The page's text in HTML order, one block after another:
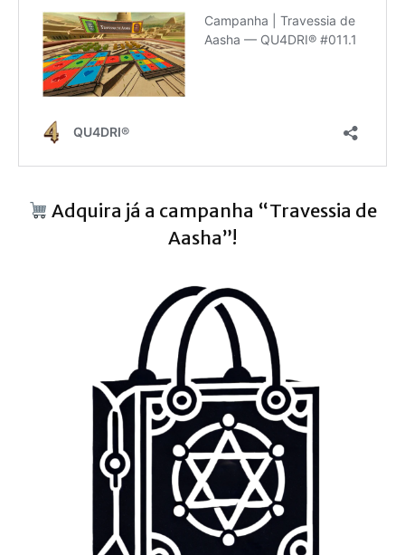
Adquira já a campanha “Travessia de
Aasha”!